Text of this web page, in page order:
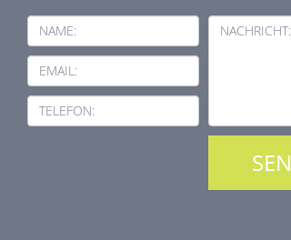
NAME:
EMAIL:
TELEFON:
NACHRICHT: